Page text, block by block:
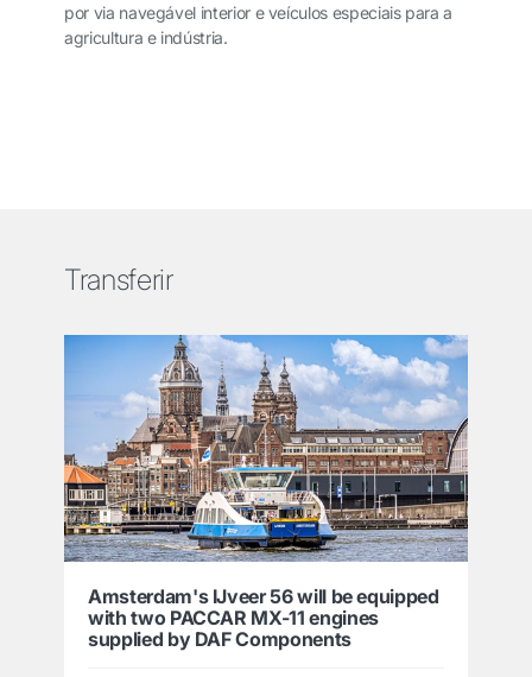
por via navegável interior e veículos especiais para a
agricultura e indústria.
Transferir
Amsterdam's IJveer 56 will be equipped
with two PACCAR MX-11 engines
supplied by DAF Components